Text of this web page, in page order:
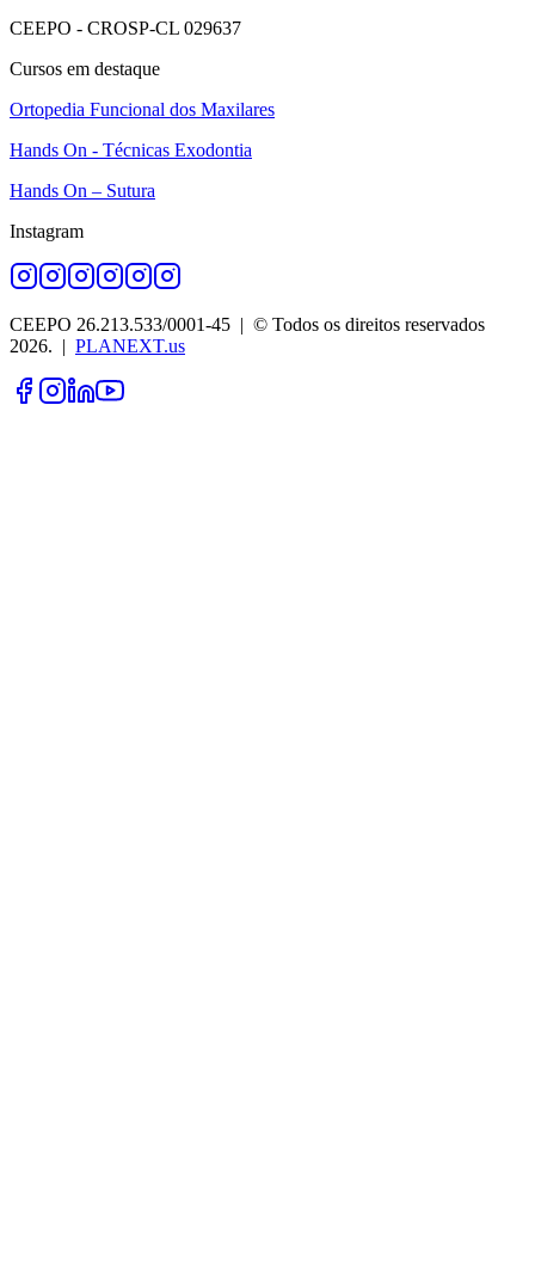
CEEPO - CROSP-CL 029637
Cursos em destaque
Ortopedia Funcional dos Maxilares
Hands On - Técnicas Exodontia
Hands On – Sutura
Instagram
CEEPO 26.213.533/0001-45 | © Todos os direitos reservados
2026. | PLANEXT.us